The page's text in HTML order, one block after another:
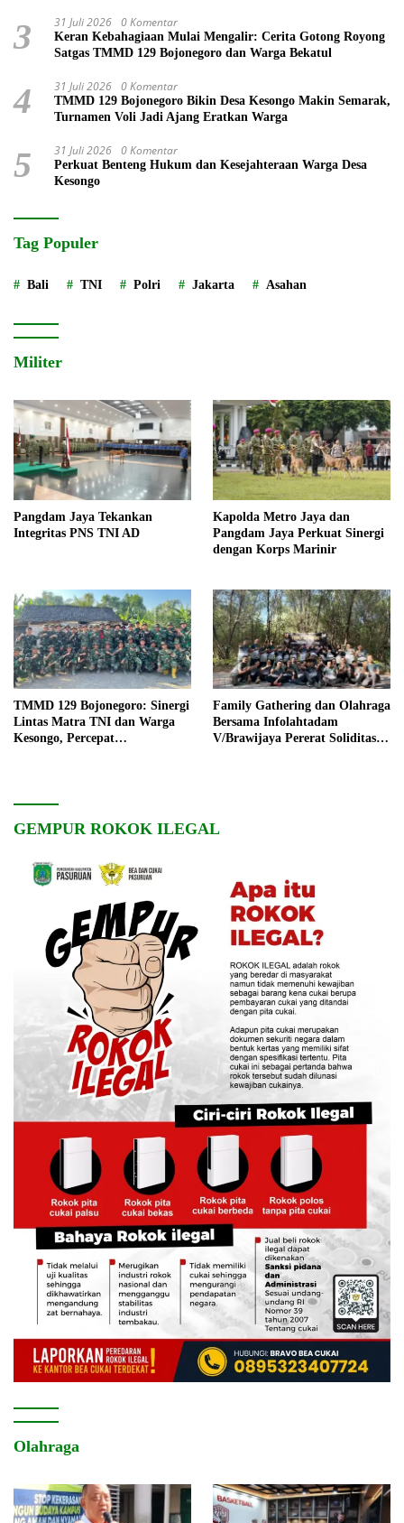
3 31 Juli 2026 0 Komentar
Keran Kebahagiaan Mulai Mengalir: Cerita Gotong Royong
Satgas TMMD 129 Bojonegoro dan Warga Bekatul
4 31 Juli 2026 0 Komentar
TMMD 129 Bojonegoro Bikin Desa Kesongo Makin Semarak,
Turnamen Voli Jadi Ajang Eratkan Warga
5 31 Juli 2026 0 Komentar
Perkuat Benteng Hukum dan Kesejahteraan Warga Desa
Kesongo
Tag Populer
Bali TNI Polri Jakarta Asahan
Militer
Pangdam Jaya Tekankan
Integritas PNS TNI AD
Kapolda Metro Jaya dan
Pangdam Jaya Perkuat Sinergi
dengan Korps Marinir
TMMD 129 Bojonegoro: Sinergi
Lintas Matra TNI dan Warga
Kesongo, Percepat
Family Gathering dan Olahraga
Bersama Infolahtadam
V/Brawijaya Pererat Soliditas
GEMPUR ROKOK ILEGAL
Olahraga